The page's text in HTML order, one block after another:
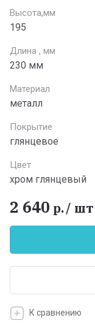
Высота,мм
195
Длина , мм
230 мм
Материал
металл
Покрытие
глянцевое
Цвет
хром глянцевый
2 640 р./ шт
К сравнению